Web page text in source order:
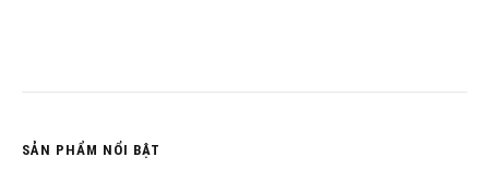
SẢN PHẨM NỔI BẬT